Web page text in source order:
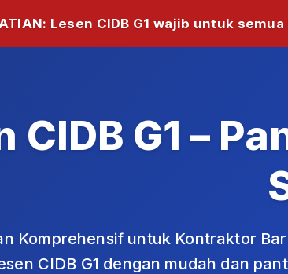
Lesen CIDB G1 wajib untuk
CIDB G1 –
Komprehensif untuk Kontraktor
CIDB G1 dengan mudah dan